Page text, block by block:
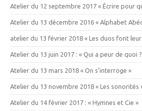
Atelier du 12 septembre 2017 « Écrire pour
Atelier du 13 décembre 2016 « Alphabet
atelier du 13 février 2018 « Les duos font leur
Atelier du 13 juin 2017 : « Qui a peur de quoi
Atelier du 13 mars 2018 « On s’interroge »
Atelier du 13 novembre 2018 « Les sonorités
Atelier du 14 février 2017 : « Hymnes et Cie »